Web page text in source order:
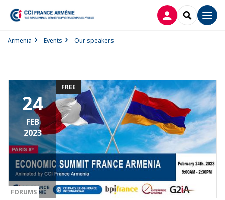
LOG INSEARCH
Armenia Events Our speakers
24
FEB
2023
FREE
FORUMS